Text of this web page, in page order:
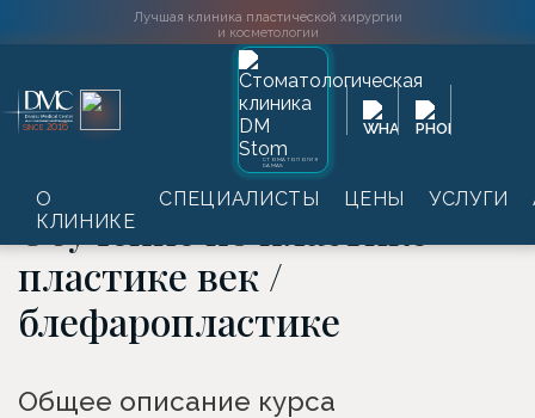
Лучшая клиника пластической хирургии
и косметологии
SINCE 2016
СТОМАТОЛОГИЯ
DAMAS
О
КЛИНИКЕ
СПЕЦИАЛИСТЫ ЦЕНЫ УСЛУГИ
Главная → Обучение врачей
Обучение по
Обучение по блефаропластике /
Обучение по пластике
пластике век /
блефаропластике
Общее описание курса